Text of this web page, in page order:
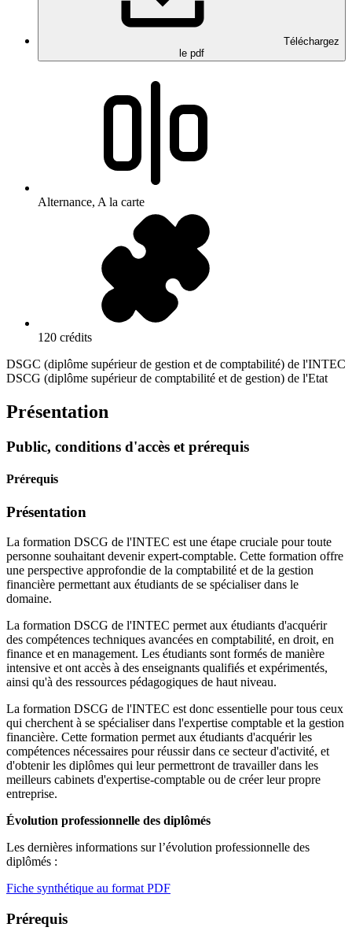
Téléchargez
le pdf
Alternance, A la carte
120 crédits
DSGC (diplôme supérieur de gestion et de comptabilité) de l'INTEC
DSCG (diplôme supérieur de comptabilité et de gestion) de l'Etat
Présentation
Public, conditions d'accès et prérequis
Prérequis
Présentation
La formation DSCG de l'INTEC est une étape cruciale pour toute
personne souhaitant devenir expert-comptable. Cette formation offre
une perspective approfondie de la comptabilité et de la gestion
financière permettant aux étudiants de se spécialiser dans le
domaine.
La formation DSCG de l'INTEC permet aux étudiants d'acquérir
des compétences techniques avancées en comptabilité, en droit, en
finance et en management. Les étudiants sont formés de manière
intensive et ont accès à des enseignants qualifiés et expérimentés,
ainsi qu'à des ressources pédagogiques de haut niveau.
La formation DSCG de l'INTEC est donc essentielle pour tous ceux
qui cherchent à se spécialiser dans l'expertise comptable et la gestion
financière. Cette formation permet aux étudiants d'acquérir les
compétences nécessaires pour réussir dans ce secteur d'activité, et
d'obtenir les diplômes qui leur permettront de travailler dans les
meilleurs cabinets d'expertise-comptable ou de créer leur propre
entreprise.
Évolution professionnelle des diplômés
Les dernières informations sur l’évolution professionnelle des
diplômés :
Fiche synthétique au format PDF
Prérequis